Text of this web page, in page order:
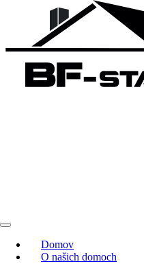
Domov
O našich domoch